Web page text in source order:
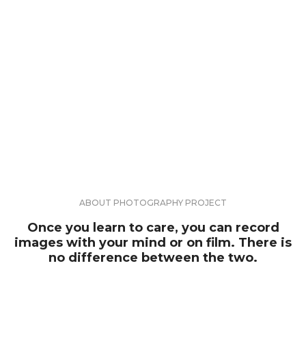
ABOUT PHOTOGRAPHY PROJECT
Once you learn to care, you can record
images with your mind or on film. There is
no difference between the two.